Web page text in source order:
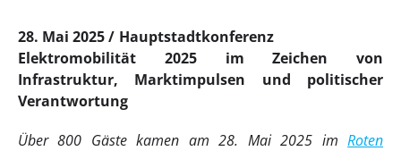
28. Mai 2025
Hauptstadtkonferenz
Elektromobilität 2025 im Zeichen von
Infrastruktur, Marktimpulsen und politischer
Verantwortung
Über 800 Gäste kamen am 28. Mai 2025 im Roten